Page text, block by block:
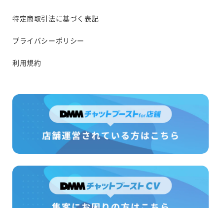
特定商取引法に基づく表記
プライバシーポリシー
利用規約